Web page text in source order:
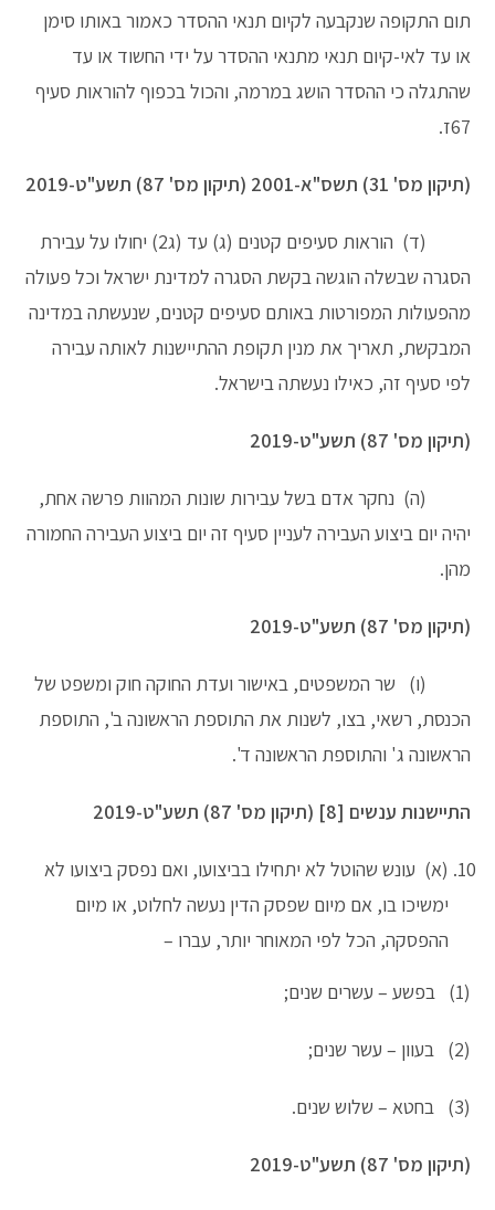
תום התקופה שנקבעה לקיום תנאי ההסדר כאמור באותו סימן
או עד לאי-קיום תנאי מתנאי ההסדר על ידי החשוד או עד
שהתגלה כי ההסדר הושג במרמה, והכול בכפוף להוראות סעיף
67ז.
(תיקון מס' 31) תשס"א-2001 (תיקון מס' 87) תשע"ט-2019
(ד) הוראות סעיפים קטנים (ג) עד (ג2) יחולו על עבירת
הסגרה שבשלה הוגשה בקשת הסגרה למדינת ישראל וכל פעולה
מהפעולות המפורטות באותם סעיפים קטנים, שנעשתה במדינה
המבקשת, תאריך את מנין תקופת ההתיישנות לאותה עבירה
לפי סעיף זה, כאילו נעשתה בישראל.
(תיקון מס' 87) תשע"ט-2019
(ה) נחקר אדם בשל עבירות שונות המהוות פרשה אחת,
יהיה יום ביצוע העבירה לעניין סעיף זה יום ביצוע העבירה החמורה
מהן.
(תיקון מס' 87) תשע"ט-2019
(ו) שר המשפטים, באישור ועדת החוקה חוק ומשפט של
הכנסת, רשאי, בצו, לשנות את התוספת הראשונה ב', התוספת
הראשונה ג' והתוספת הראשונה ד'.
התיישנות ענשים [8] (תיקון מס' 87) תשע"ט-2019
(א) עונש שהוטל לא יתחילו בביצועו, ואם נפסק ביצועו לא
ימשיכו בו, אם מיום שפסק הדין נעשה לחלוט, או מיום
ההפסקה, הכל לפי המאוחר יותר, עברו –
(1) בפשע – עשרים שנים;
(2) בעוון – עשר שנים;
(3) בחטא – שלוש שנים.
(תיקון מס' 87) תשע"ט-2019